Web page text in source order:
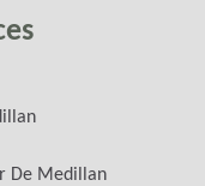
De Medillan